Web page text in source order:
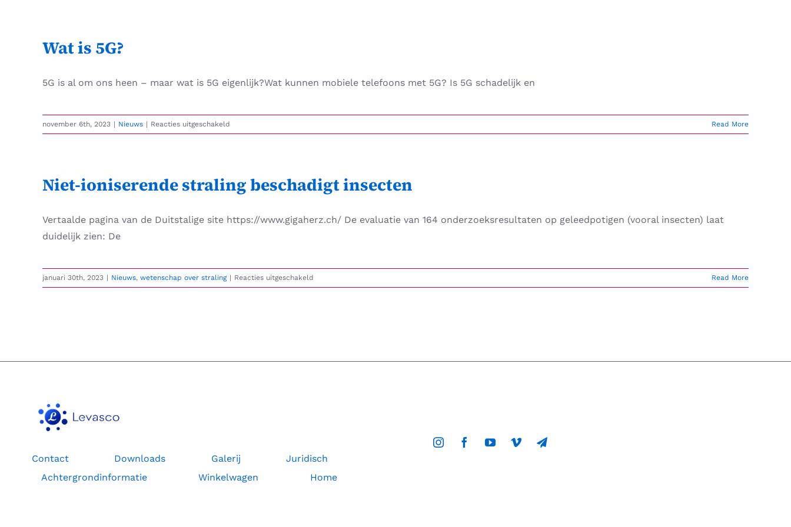
Wat is 5G?
5G is al om ons heen – maar wat is 5G eigenlijk?Wat kunnen mobiele telefoons met 5G? Is 5G schadelijk en
november 6th, 2023 | Nieuws | Reacties uitgeschakeld
Wat
Read More
Niet-ioniserende straling beschadigt insecten
Vertaalde pagina van de Duitstalige site https://www.gigaherz.ch/ De evaluatie van 164 onderzoeksresultaten op geleedpotigen (vooral insecten) laat
duidelijk zien: De
januari 30th, 2023 | Nieuws, wetenschap over straling | Reacties uitgeschakeld
Niet-
Read More
Contact Downloads Galerij
Juridisch
Achtergrondinformatie
Winkelwagen Home